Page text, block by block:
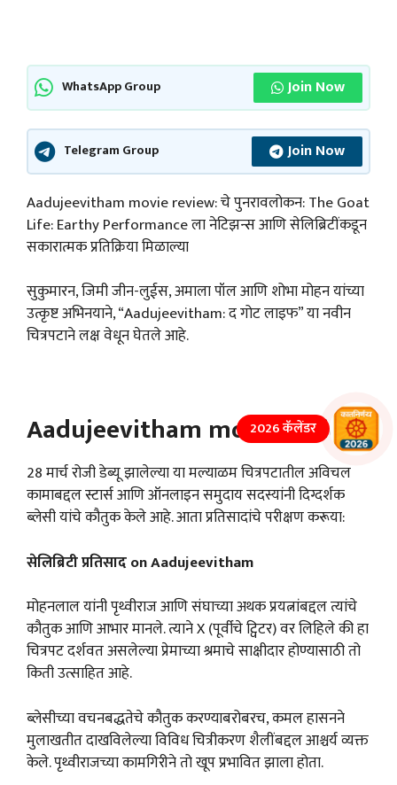
WhatsApp Group Join Now
Telegram Group Join Now
Aadujeevitham movie review: चे पुनरावलोकन: The Goat
Life: Earthy Performance ला नेटिझन्स आणि सेलिब्रिटींकडून
सकारात्मक प्रतिक्रिया मिळाल्या
सुकुमारन, जिमी जीन-लुईस, अमाला पॉल आणि शोभा मोहन यांच्या
उत्कृष्ट अभिनयाने, “Aadujeevitham: द गोट लाइफ” या नवीन
चित्रपटाने लक्ष वेधून घेतले आहे.
Aadujeevitham movie review
28 मार्च रोजी डेब्यू झालेल्या या मल्याळम चित्रपटातील अविचल
कामाबद्दल स्टार्स आणि ऑनलाइन समुदाय सदस्यांनी दिग्दर्शक
ब्लेसी यांचे कौतुक केले आहे. आता प्रतिसादांचे परीक्षण करूया:
सेलिब्रिटी प्रतिसाद on Aadujeevitham
मोहनलाल यांनी पृथ्वीराज आणि संघाच्या अथक प्रयत्नांबद्दल त्यांचे
कौतुक आणि आभार मानले. त्याने X (पूर्वीचे ट्विटर) वर लिहिले की हा
चित्रपट दर्शवत असलेल्या प्रेमाच्या श्रमाचे साक्षीदार होण्यासाठी तो
किती उत्साहित आहे.
ब्लेसीच्या वचनबद्धतेचे कौतुक करण्याबरोबरच, कमल हासनने
मुलाखतीत दाखविलेल्या विविध चित्रीकरण शैलींबद्दल आश्चर्य व्यक्त
केले. पृथ्वीराजच्या कामगिरीने तो खूप प्रभावित झाला होता.
2026 कॅलेंडर